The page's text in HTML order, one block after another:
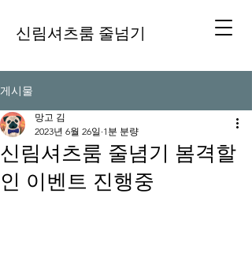
신림셔츠룸 줄넘기
게시물
신림셔츠룸 줄념기 봄격할
인 이벤트 진행중
망고 김
2023년 6월 26일 1분 분량